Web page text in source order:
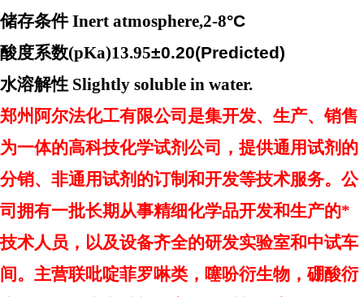
储存条件Inert atmosphere,2-8°C
酸度系数(pKa)13.95±0.20(Predicted)
水溶解性 Slightly soluble in water.
郑州阿尔法化工有限公司是集开发、生产、销售
为一体的高科技化学试剂公司，提供通用试剂的
分销、非通用试剂的订制和开发等技术服务。公
司拥有一批长期从事精细化学品开发和生产的*
技术人员，以及设备齐全的研发实验室和中试车
间。主营联吡啶菲罗啉类，噻吩衍生物，硼酸衍